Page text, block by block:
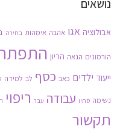
נושאים
אבולוציה אגו אהבה אימהות בחירה
הורמונים הנאה הריון
ייעוד ילדים כאב כסף לב למידה
נשימה סתיו עבודה עבר ריפוי
תקשור